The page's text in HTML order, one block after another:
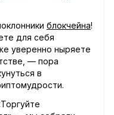
блокчейна!
для себя
уверенно ныряете
— пора
в